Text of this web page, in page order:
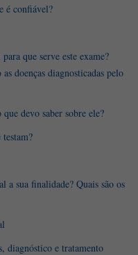
é confiável?
que serve este exame?
doenças diagnosticadas pelo
devo saber sobre ele?
a sua finalidade? Quais são os
diagnóstico e tratamento